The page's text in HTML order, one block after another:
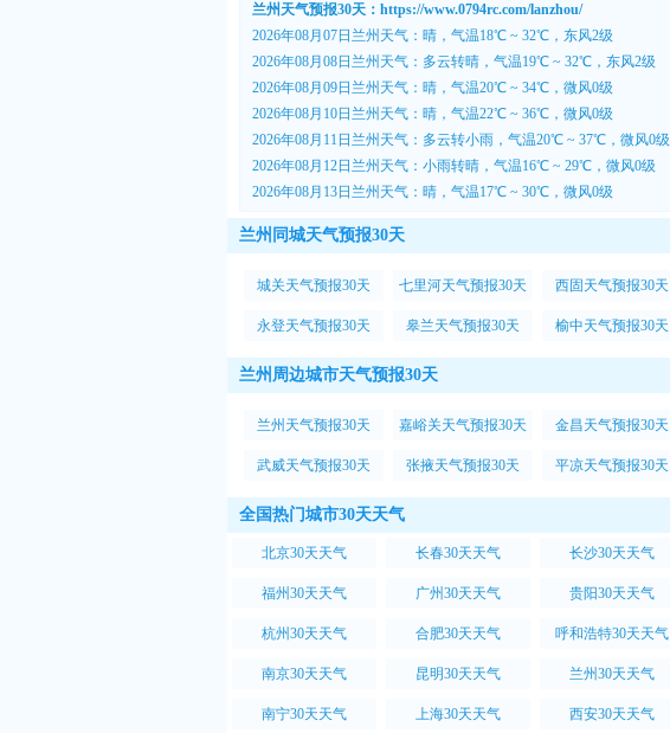
兰州天气预报30天：https://www.0794rc.com/lanzhou/
2026年08月07日兰州天气：晴，气温18℃ ~ 32℃，东风2级
2026年08月08日兰州天气：多云转晴，气温19℃ ~ 32℃，东风2级
2026年08月09日兰州天气：晴，气温20℃ ~ 34℃，微风0级
2026年08月10日兰州天气：晴，气温22℃ ~ 36℃，微风0级
2026年08月11日兰州天气：多云转小雨，气温20℃ ~ 37℃，微风0级
2026年08月12日兰州天气：小雨转晴，气温16℃ ~ 29℃，微风0级
2026年08月13日兰州天气：晴，气温17℃ ~ 30℃，微风0级
兰州同城天气预报30天
城关天气预报30天 七里河天气预报30天 西固天气预报30天
永登天气预报30天 皋兰天气预报30天 榆中天气预报30天
兰州周边城市天气预报30天
兰州天气预报30天 嘉峪关天气预报30天 金昌天气预报30天
武威天气预报30天 张掖天气预报30天 平凉天气预报30天
全国热门城市30天天气
北京30天天气 长春30天天气 长沙30天天气
福州30天天气 广州30天天气 贵阳30天天气
杭州30天天气 合肥30天天气 呼和浩特30天天气
南京30天天气 昆明30天天气 兰州30天天气
南宁30天天气 上海30天天气 西安30天天气